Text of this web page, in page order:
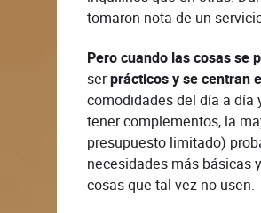
tomaron nota de un
Pero cuando las cosas se
serprácticos y se centran
comodidades del día a día
tener complementos, la
presupuesto limitado)
necesidades más básicas
cosas que tal vez no usen.